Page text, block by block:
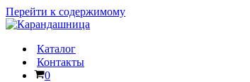
Перейти к содержимому
Каталог
Контакты
Корзина
0